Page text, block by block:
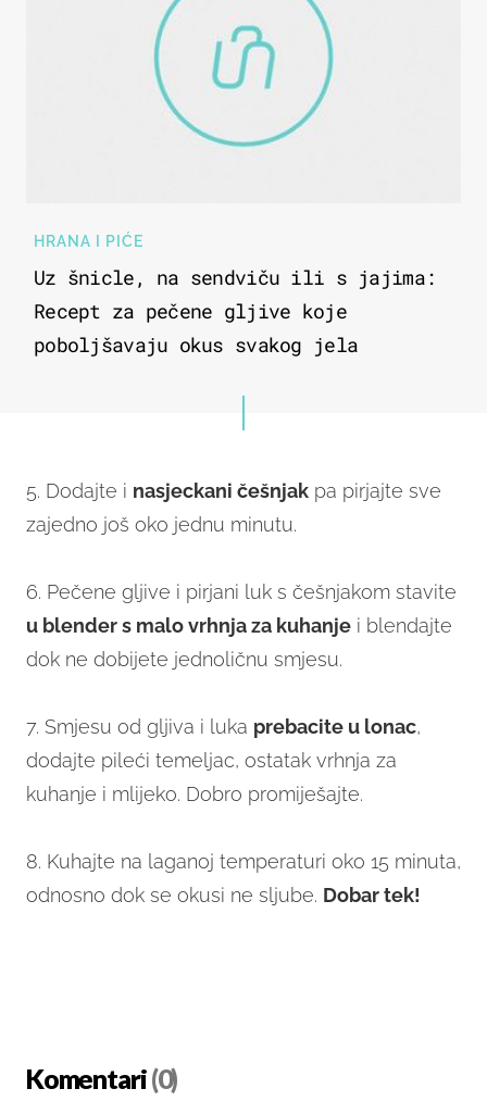
HRANA I PIĆE
Uz šnicle, na sendviču ili s jajima:
Recept za pečene gljive koje
poboljšavaju okus svakog jela
5. Dodajte i nasjeckani češnjak pa pirjajte sve
zajedno još oko jednu minutu.
6. Pečene gljive i pirjani luk s češnjakom stavite
u blender s malo vrhnja za kuhanje i blendajte
dok ne dobijete jednoličnu smjesu.
7. Smjesu od gljiva i luka prebacite u lonac,
dodajte pileći temeljac, ostatak vrhnja za
kuhanje i mlijeko. Dobro promiješajte.
8. Kuhajte na laganoj temperaturi oko 15 minuta,
odnosno dok se okusi ne sljube. Dobar tek!
Komentari(0)